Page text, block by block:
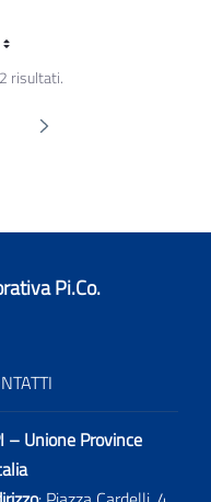
risultati.
Pagina Seguente
Pi.Co.
– Unione Province